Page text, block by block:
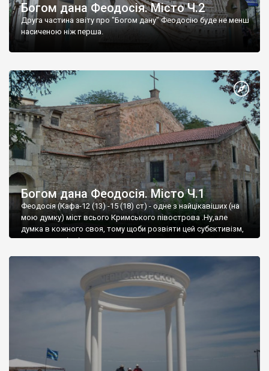
Богом дана Феодосія. Місто Ч.2
Друга частина звіту про "Богом дану" Феодосію буде не менш
насиченою ніж перша.
Богом дана Феодосія. Місто Ч.1
Феодосія (Кафа-12 (13) -15 (18) ст) - одне з найцікавіших (на
мою думку) міст всього Кримського півострова .Ну,але
думка в кожного своя, тому щоби розвіяти цей субєктивізм,
запрошую відвідати це